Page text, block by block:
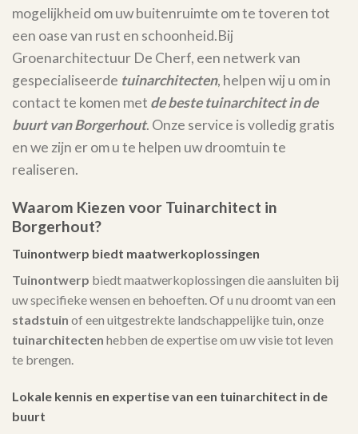
mogelijkheid om uw buitenruimte om te toveren tot
een oase van rust en schoonheid.Bij
Groenarchitectuur De Cherf, een netwerk van
gespecialiseerde tuinarchitecten, helpen wij u om in
contact te komen met de beste tuinarchitect in de
buurt van Borgerhout. Onze service is volledig gratis
en we zijn er om u te helpen uw droomtuin te
realiseren.
Waarom Kiezen voor Tuinarchitect in
Borgerhout?
Tuinontwerp biedt maatwerkoplossingen
Tuinontwerp biedt maatwerkoplossingen die aansluiten bij
uw specifieke wensen en behoeften. Of u nu droomt van een
stadstuin of een uitgestrekte landschappelijke tuin, onze
tuinarchitecten hebben de expertise om uw visie tot leven
te brengen.
Lokale kennis en expertise van een tuinarchitect in de
buurt